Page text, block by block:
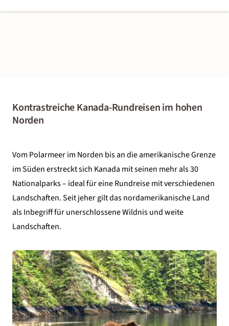
Kontrastreiche Kanada-Rundreisen im hohen
Norden
Vom Polarmeer im Norden bis an die amerikanische Grenze
im Süden erstreckt sich Kanada mit seinen mehr als 30
Nationalparks – ideal für eine Rundreise mit verschiedenen
Landschaften. Seit jeher gilt das nordamerikanische Land
als Inbegriff für unerschlossene Wildnis und weite
Landschaften.